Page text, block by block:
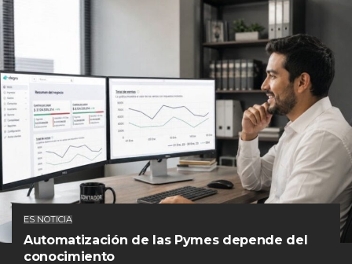
ES NOTICIA
Automatización de las Pymes depende del
conocimiento